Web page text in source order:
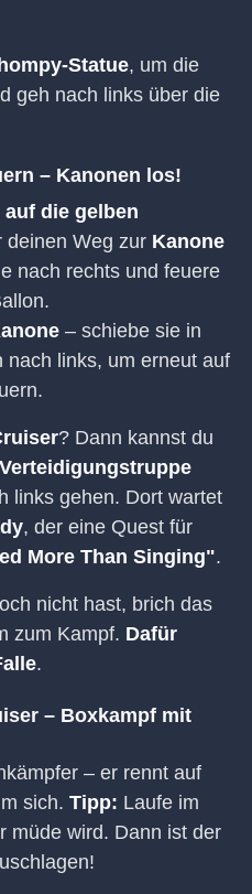
Statue, um die
geh nach links über die
– Kanonen los!
die gelben
deinen Weg zur Kanone
nach rechts und feuere
– schiebe sie in
nach links, um erneut auf
? Dann kannst du
links gehen. Dort wartet
, der eine Quest für
More Than Singing".
nicht hast, brich das
zum Kampf. Dafür
.
– Boxkampf mit
– er rennt auf
sich. Tipp: Laufe im
müde wird. Dann ist der